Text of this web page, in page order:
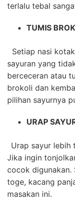
terlalu tebal
TUMIS
Setiap nasi
sayuran yang
berceceran atau
brokoli dan
pilihan sayurnya
URAP
Urap sayur lebih
Jika ingin
cocok digunakan.
toge, kacang
masakan ini.